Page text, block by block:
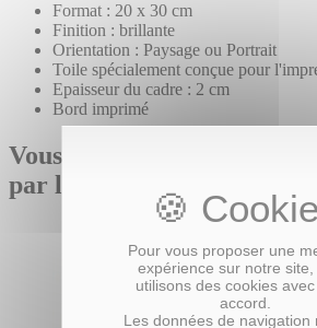
Pour vous proposer une
expérience sur notre
utilisons des cookies
accord.
Les données de navigation
Format : 20 x 30 cm
Finition : brillante
Orientation : Paysage ou Portrait
Toile spécialement conçue pour
Epaisseur du cadre : 2 cm
Bord imprimé
Vous pourriez également
par le(s) produit(s)